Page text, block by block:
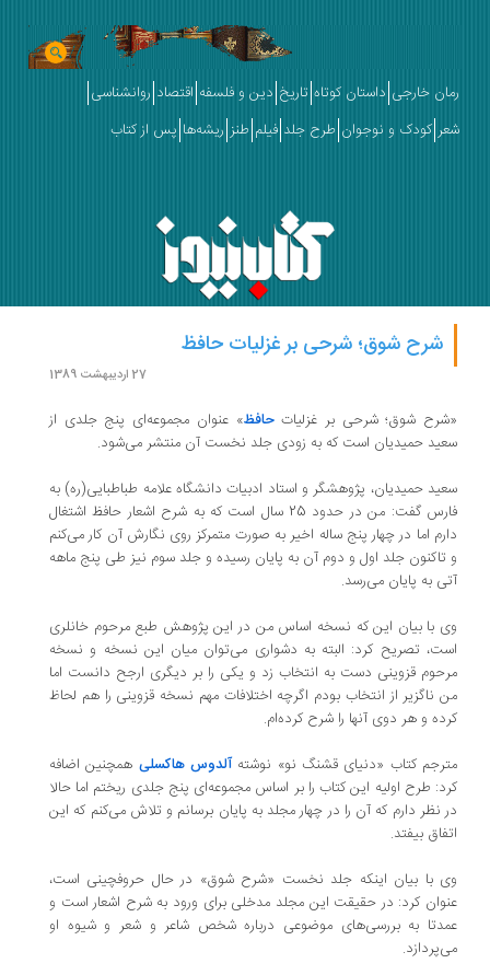
رمان خارجی داستان کوتاه تاریخ دین و فلسفه اقتصاد روانشناسی
شعر کودک و نوجوان طرح جلد فیلم طنز ریشه‌ها پس از کتاب
شرح شوق؛ شرحی بر غزلیات حافظ
27 اردیبهشت 1389
«شرح شوق؛ شرحی بر غزلیاتحافظ» عنوان مجموعه‌ای پنج جلدی از
سعید حمیدیان است که به زودی جلد نخست آن منتشر می‌شود.
سعید حمیدیان، پژوهشگر و استاد ادبیات دانشگاه علامه طباطبایی(ره) به
فارس گفت: من در حدود 25 سال است که به شرح اشعار حافظ اشتغال
دارم اما در چهار پنج ساله اخیر به صورت متمرکز روی نگارش آن کار می‌کنم
و تاکنون جلد اول و دوم آن به پایان رسیده و جلد سوم نیز طی پنج ماهه
آتی به پایان می‌رسد.
وی با بیان این که نسخه اساس من در این پژوهش طبع مرحوم خانلری
است، تصریح کرد: البته به دشواری می‌توان میان این نسخه و نسخه
مرحوم قزوینی دست به انتخاب زد و یکی را بر دیگری ارجح دانست اما
من ناگزیر از انتخاب بودم اگرچه اختلافات مهم نسخه قزوینی را هم لحاظ
کرده و هر دوی آنها را شرح کرده‌ام.
مترجم کتاب «دنیای قشنگ نو» نوشته آلدوس هاکسلی همچنین اضافه
کرد: طرح اولیه این کتاب را بر اساس مجموعه‌ای پنج جلدی ریختم اما حالا
در نظر دارم که آن را در چهار مجلد به پایان برسانم و تلاش می‌کنم که این
اتفاق بیفتد.
وی با بیان اینکه جلد نخست «شرح شوق» در حال حروفچینی است،
عنوان کرد: در حقیقت این مجلد مدخلی برای ورود به شرح اشعار است و
عمدتا به بررسی‌های موضوعی درباره شخص شاعر و شعر و شیوه او
می‌پردازد.